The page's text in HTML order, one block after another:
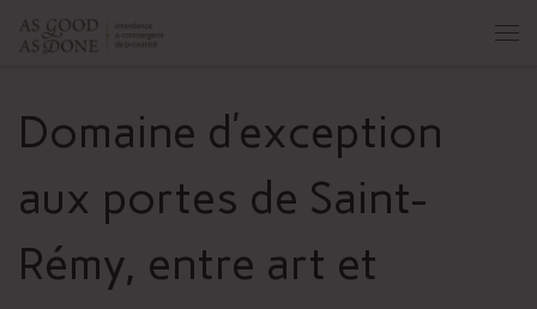
Skip to content
Domaine d’exception
aux portes de Saint-
Rémy, entre art et